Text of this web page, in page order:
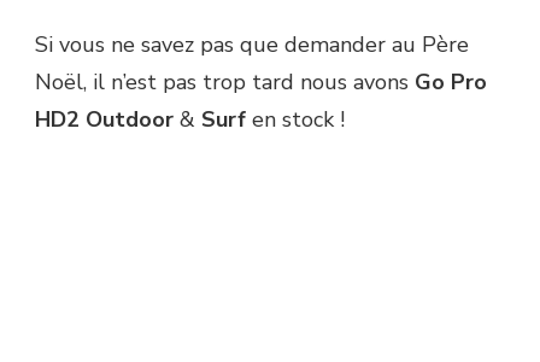
Si vous ne savez pas que demander au Père
Noël, il n’est pas trop tard nous avons Go Pro
HD2 Outdoor & Surf en stock !